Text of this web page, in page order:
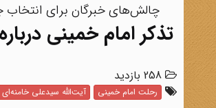
چالش‌های خبرگان برای انتخاب
تذکر امام خمینی
رحلت امام خمینی آیت‌الله سیدعلی خامنه‌ای